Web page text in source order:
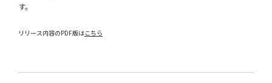
す。
リリース内容のPDF版はこちら